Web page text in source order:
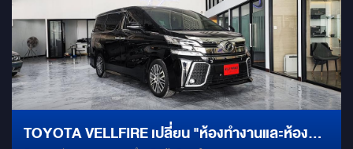
ความคมชัดระดับ 2K พร้อม เฟรมหน้ากาก จอเพดาน 15 นิ้ว Super
Slim กล้องรอบคัน 360 องศา Super HD เป็นกล้องตรงรุ่น TOYOTA
VELLFIRE เปลี่ยนแทน เคสกระจกมองข้างเดิมของรถ BSD BLIND SPOT
ตัวแก้ปัญหาจุดอับสายตาขนาดขับขี่ DAMP MERCURY GOLD (แดมป์
ทั้งคัน) MERCURY M1000 (ซับซ่อนในหลุมยางอะไหล่ )
TOYOTA VELLFIRE เปลี่ยน "ห้องทำงานและห้องนั่ง